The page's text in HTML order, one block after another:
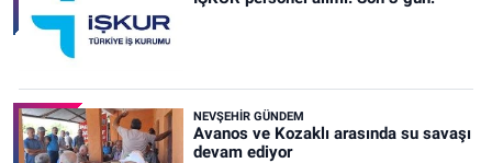
NEVŞEHIR GÜNDEM
Avanos ve Kozaklı arasında su savaşı
devam ediyor